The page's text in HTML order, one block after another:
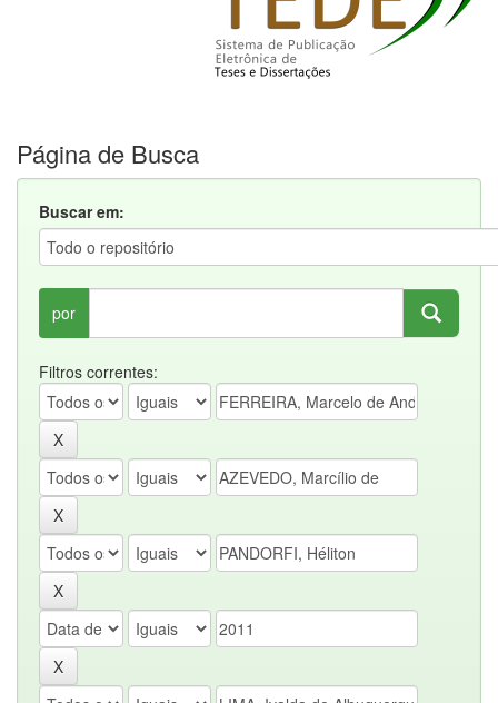
Página de Busca
Buscar em:
por
Filtros correntes: